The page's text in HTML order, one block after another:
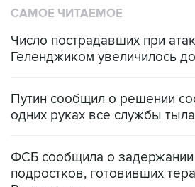
Число пострадавших при
Путин сообщил о решении
ФСБ сообщила о
Росгвардии